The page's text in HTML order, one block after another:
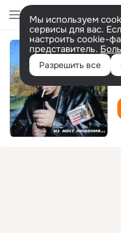
Мы используем
сервисы для вас.
настроить cookie-
представитель.
Разрешить все